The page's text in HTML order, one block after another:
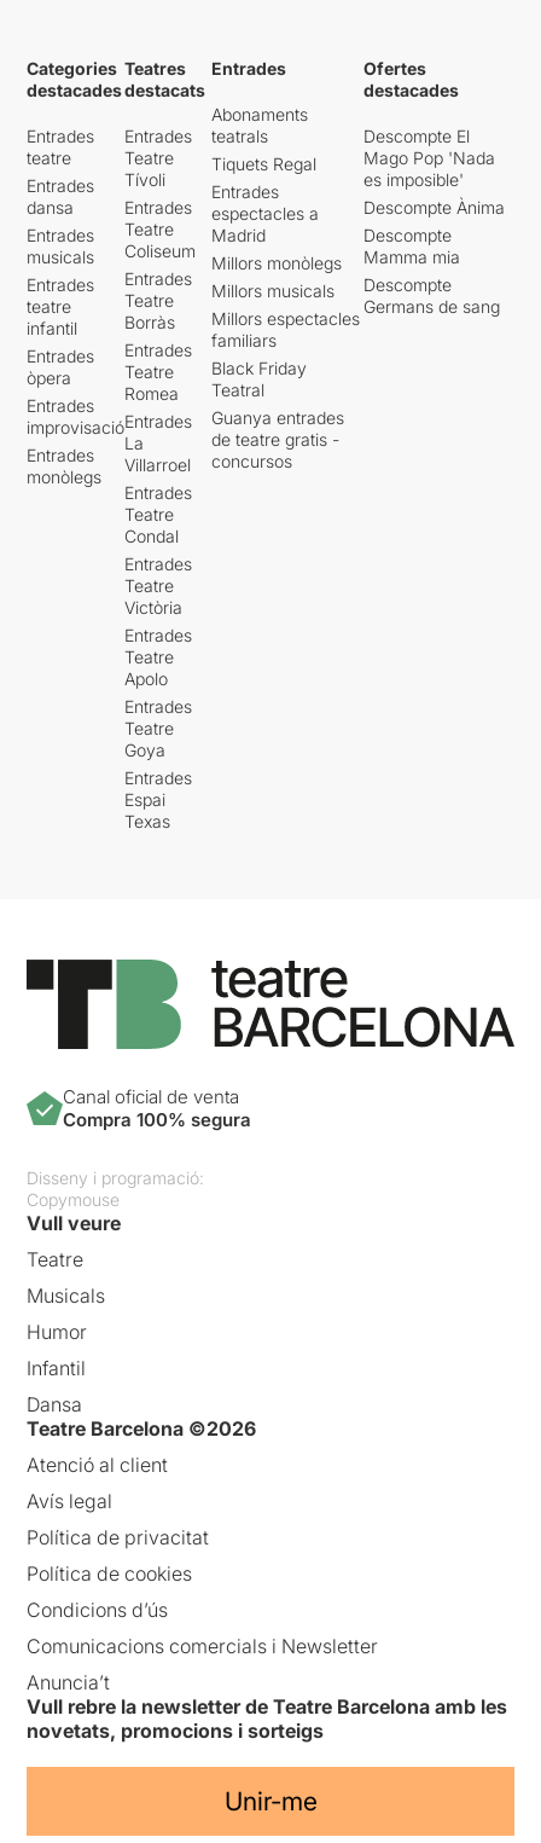
Samper contagien amb la
seva energia al pati de
butaques
. S’entreguen als
seus personatges i als
canvis de registre d’aquests
amb una facilitat increïble,
tot i que en realitat no hi deu
ser. Es converteixen en allò
que es demanda i es
necessita per traslladar al
públic els seus pensaments i
el seu dolor, les seves
contradiccions i la seva visió
de tot plegat.
Elmuntatge
sembla senzill,
Categories
destacades
Entrades
teatre
Entrades
dansa
Entrades
musicals
Entrades
teatre
infantil
Entrades
òpera
Entrades
improvisació
Entrades
monòlegs
Teatres
destacats
Entrades
Teatre
Tívoli
Entrades
Teatre
Coliseum
Entrades
Teatre
Borràs
Entrades
Teatre
Romea
Entrades
La
Villarroel
Entrades
Teatre
Condal
Entrades
Teatre
Victòria
Entrades
Teatre
Apolo
Entrades
Teatre
Goya
Entrades
Espai
Texas
Entrades
Abonaments
teatrals
Tiquets Regal
Entrades
espectacles a
Madrid
Millors monòlegs
Millors musicals
Millors espectacles
familiars
Black Friday
Teatral
Guanya entrades
de teatre gratis -
concursos
Ofertes
destacades
Descompte El
Mago Pop 'Nada
es imposible'
Descompte Ànima
Descompte
Mamma mia
Descompte
Germans de sang
Canal oficial de venta
Compra 100% segura
Disseny i programació:
Copymouse
Vull veure
Teatre
Musicals
Humor
Infantil
Dansa
Teatre Barcelona ©2026
Atenció al client
Avís legal
Política de privacitat
Política de cookies
Condicions d’ús
Comunicacions comercials i Newsletter
Anuncia’t
Vull rebre la newsletter de Teatre Barcelona amb les
novetats, promocions i sorteigs
Unir-me